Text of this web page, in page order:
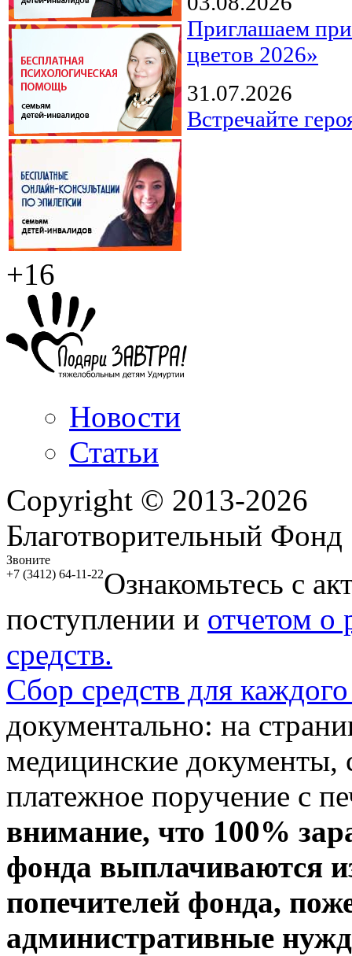
Приглашаем
цветов 2026»
31.07.2026
Встречайте
+16
Новости
Статьи
Copyright © 2013-2026
Благотворительный
Звоните
+7 (3412) 64-11-22Ознакомьтесь с
поступлении и отчетом о
средств.
Сбор средств для
документально: на
медицинские документы,
платежное поручение с
внимание, что 100%
фонда выплачиваются
попечителей фонда,
административные